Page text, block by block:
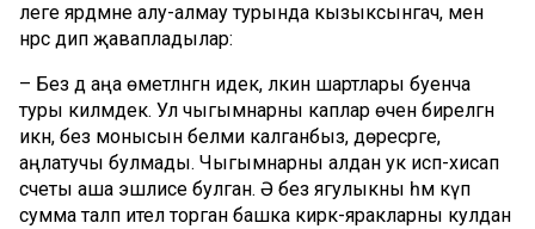
әлеге ярдәмне алу-алмау турында кызыксынгач, менә
нәрсә дип җавапладылар:
– Без дә аңа өметләнгән идек, ләкин шартлары буенча
туры килмәдек. Ул чыгымнарны каплар өчен бирелгән
икән, без монысын белми калганбыз, дөресрәге,
аңлатучы булмады. Чыгымнарны алдан ук исәп-хисап
счеты аша эшлисе булган. Ә без ягулыкны һәм күп
сумма таләп ителә торган башка кирәк-яракларны кулдан